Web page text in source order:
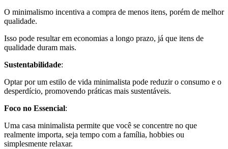
O minimalismo incentiva a compra de menos itens, porém de melhor
qualidade.
Isso pode resultar em economias a longo prazo, já que itens de
qualidade duram mais.
Sustentabilidade:
Optar por um estilo de vida minimalista pode reduzir o consumo e o
desperdício, promovendo práticas mais sustentáveis.
Foco no Essencial:
Uma casa minimalista permite que você se concentre no que
realmente importa, seja tempo com a família, hobbies ou
simplesmente relaxar.